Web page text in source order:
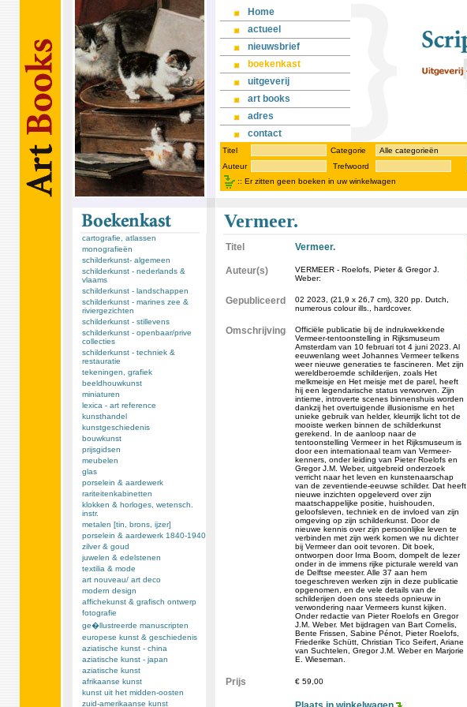
Home
actueel
nieuwsbrief
boekenkast
uitgeverij
art books
adres
contact
Titel
Categorie
Auteur
Trefwoord
:: Er zitten geen boeken in uw winkelwagen
cartografie, atlassen
monografieën
schilderkunst- algemeen
schilderkunst - nederlands &
vlaams
schilderkunst - landschappen
schilderkunst - marines zee &
riviergezichten
schilderkunst - stillevens
schilderkunst - openbaar/prive
collecties
schilderkunst - techniek &
restauratie
tekeningen, grafiek
beeldhouwkunst
miniaturen
lexica - art reference
kunsthandel
kunstgeschiedenis
bouwkunst
prijsgidsen
meubelen
glas
porselein & aardewerk
rariteitenkabinetten
klokken & horloges, wetensch.
instr.
metalen [tin, brons, ijzer]
porselein & aardewerk 1840-1940
zilver & goud
juwelen & edelstenen
textilia & mode
art nouveau/ art deco
modern design
affichekunst & grafisch ontwerp
fotografie
ge�llustreerde manuscripten
europese kunst & geschiedenis
aziatische kunst - china
aziatische kunst - japan
aziatische kunst
afrikaanse kunst
kunst uit het midden-oosten
zuid-amerikaanse kunst
Vermeer.
Titel Vermeer.
Auteur(s)
VERMEER - Roelofs, Pieter & Gregor J.
Weber:
Gepubliceerd
02 2023, (21,9 x 26,7 cm), 320 pp. Dutch,
numerous colour ills., hardcover.
Omschrijving
Officiële publicatie bij de indrukwekkende
Vermeer-tentoonstelling in Rijksmuseum
Amsterdam van 10 februari tot 4 juni 2023. Al
eeuwenlang weet Johannes Vermeer telkens
weer nieuwe generaties te fascineren. Met zijn
wereldberoemde schilderijen, zoals Het
melkmeisje en Het meisje met de parel, heeft
hij een legendarische status verworven. Zijn
intieme, introverte scenes binnenshuis worden
dankzij het overtuigende illusionisme en het
unieke gebruik van helder, kleurrijk licht tot de
mooiste werken binnen de schilderkunst
gerekend. In de aanloop naar de
tentoonstelling Vermeer in het Rijksmuseum is
door een internationaal team van Vermeer-
kenners, onder leiding van Pieter Roelofs en
Gregor J.M. Weber, uitgebreid onderzoek
verricht naar het leven en kunstenaarschap
van de zeventiende-eeuwse schilder. Dat heeft
nieuwe inzichten opgeleverd over zijn
maatschappelijke positie, huishouden,
geloofsleven, techniek en de invloed van zijn
omgeving op zijn schilderkunst. Door de
nieuwe kennis over zijn persoonlijke leven te
verbinden met zijn werk komen we nu dichter
bij Vermeer dan ooit tevoren. Dit boek,
ontworpen door Irma Boom, dompelt de lezer
onder in de immens rijke picturale wereld van
de Delftse meester. Alle 37 aan hem
toegeschreven werken zijn in deze publicatie
opgenomen, en de vele details van de
schilderijen doen ons steeds opnieuw in
verwondering naar Vermeers kunst kijken.
Onder redactie van Pieter Roelofs en Gregor
J.M. Weber. Met bijdragen van Bart Cornelis,
Bente Frissen, Sabine Pénot, Pieter Roelofs,
Friederike Schütt, Christian Tico Seifert, Ariane
van Suchtelen, Gregor J.M. Weber en Marjorie
E. Wieseman.
Prijs € 59,00